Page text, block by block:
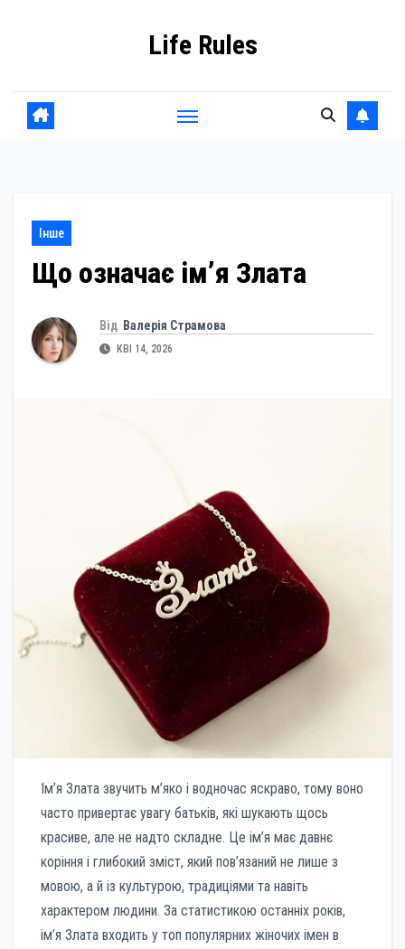
Life Rules
Інше
Що означає ім’я Злата
Від Валерія Страмова
КВІ 14, 2026
Ім’я Злата звучить м’яко і водночас яскраво, тому воно
часто привертає увагу батьків, які шукають щось
красиве, але не надто складне. Це ім’я має давнє
коріння і глибокий зміст, який пов’язаний не лише з
мовою, а й із культурою, традиціями та навіть
характером людини. За статистикою останніх років,
ім’я Злата входить у топ популярних жіночих імен в